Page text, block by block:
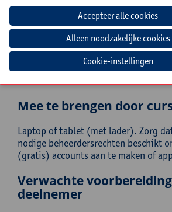
Doelgroep
(Zorg)leerkrachten, ICT-
beleidsondersteuners uit het
onderwijs. Ook leerkrachten uit de
stroom van het secundair onderwijs
Mee te brengen door
Laptop of tablet (met lader). Zorg
nodige beheerdersrechten beschikt
(gratis) accounts aan te maken of
Verwachte
deelnemer
Cookie-instellingen